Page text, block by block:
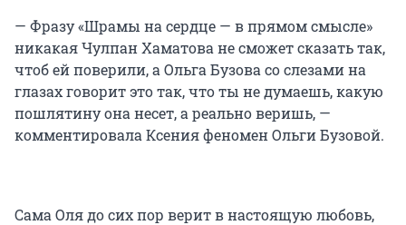
— Фразу «Шрамы на сердце — в прямом смысле»
никакая Чулпан Хаматова не сможет сказать так,
чтоб ей поверили, а Ольга Бузова со слезами на
глазах говорит это так, что ты не думаешь, какую
пошлятину она несет, а реально веришь, —
комментировала Ксения феномен Ольги Бузовой.
Сама Оля до сих пор верит в настоящую любовь,